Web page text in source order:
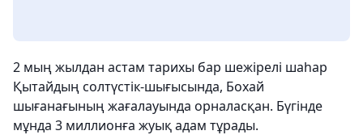
2 мың жылдан астам тарихы бар шежірелі шаһар
Қытайдың солтүстік-шығысында, Бохай
шығанағының жағалауында орналасқан. Бүгінде
мұнда 3 миллионға жуық адам тұрады.